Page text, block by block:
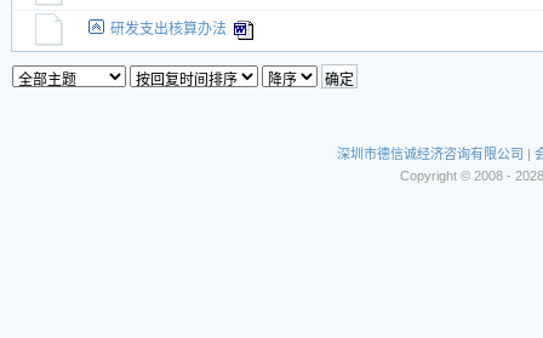
研发支出核算办法
深圳市德信诚经济咨询有限公司 |
Copyright © 2008 -